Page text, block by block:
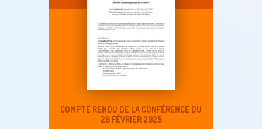
COMPTE RENDU DE LA CONFÉRENCE DU
26 FÉVRIER 2025